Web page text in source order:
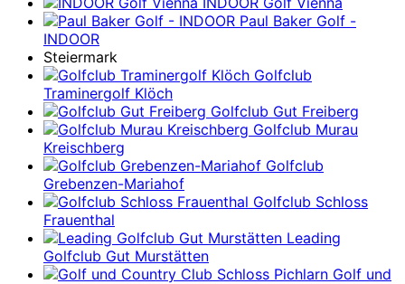
Paul Baker Golf -
INDOOR
Steiermark
Golfclub
Traminergolf Klöch
Golfclub Gut Freiberg
Golfclub Murau
Kreischberg
Golfclub
Grebenzen-Mariahof
Golfclub Schloss
Frauenthal
Leading
Golfclub Gut Murstätten
Golf und